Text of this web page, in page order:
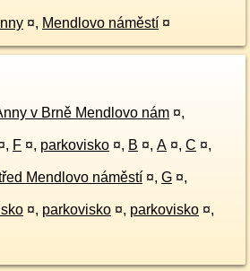
¤, Mendlovo náměstí ¤
v Brně Mendlovo nám ¤,
, F ¤, parkovisko ¤, B ¤, A ¤, C ¤,
Mendlovo náměstí ¤, G ¤,
¤, parkovisko ¤, parkovisko ¤,